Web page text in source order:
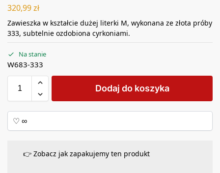
320,99zł
Zawieszka w kształcie dużej literki M, wykonana ze złota próby
333, subtelnie ozdobiona cyrkoniami.
Na stanie
W683-333
Dodaj do koszyka
👉 Zobacz jak zapakujemy ten produkt